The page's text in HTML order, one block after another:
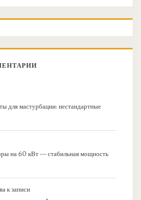
для мастурбации: нестандартные
на 60 кВт — стабильная мощность
к записи